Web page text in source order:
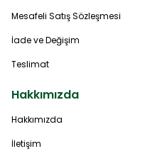
Mesafeli Satış Sözleşmesi
İade ve Değişim
Teslimat
Hakkımızda
Hakkımızda
İletişim